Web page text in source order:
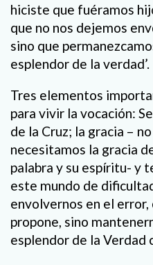
hiciste que fuéramos
que no nos dejemos
sino que
esplendor de la verdad’.
Tres elementos
para vivir la vocación:
de la Cruz; la gracia –
necesitamos la gracia
palabra y su espíritu- y
este mundo de
envolvernos en el error,
propone, sino
esplendor de la Verdad